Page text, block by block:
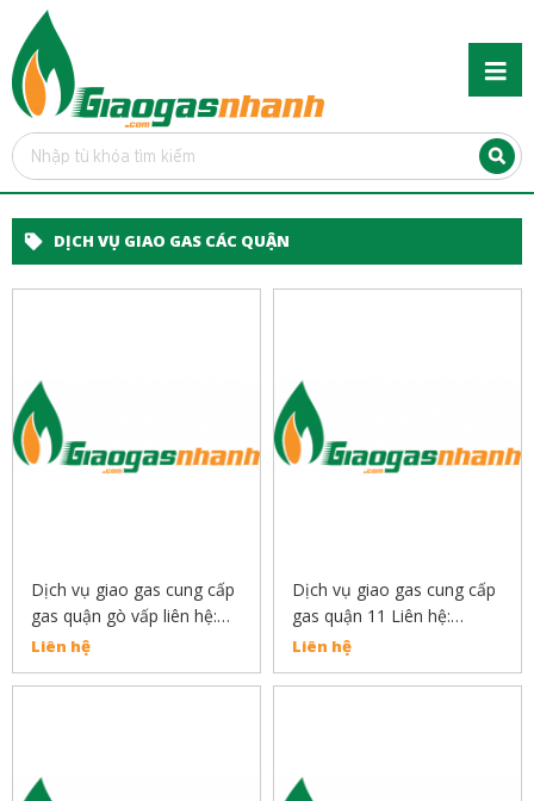
DỊCH VỤ GIAO GAS CÁC QUẬN
Dịch vụ giao gas cung cấp
gas quận gò vấp liên hệ:
0889132919
Liên hệ
Dịch vụ giao gas cung cấp
gas quận 11 Liên hệ:
0889132919
Liên hệ